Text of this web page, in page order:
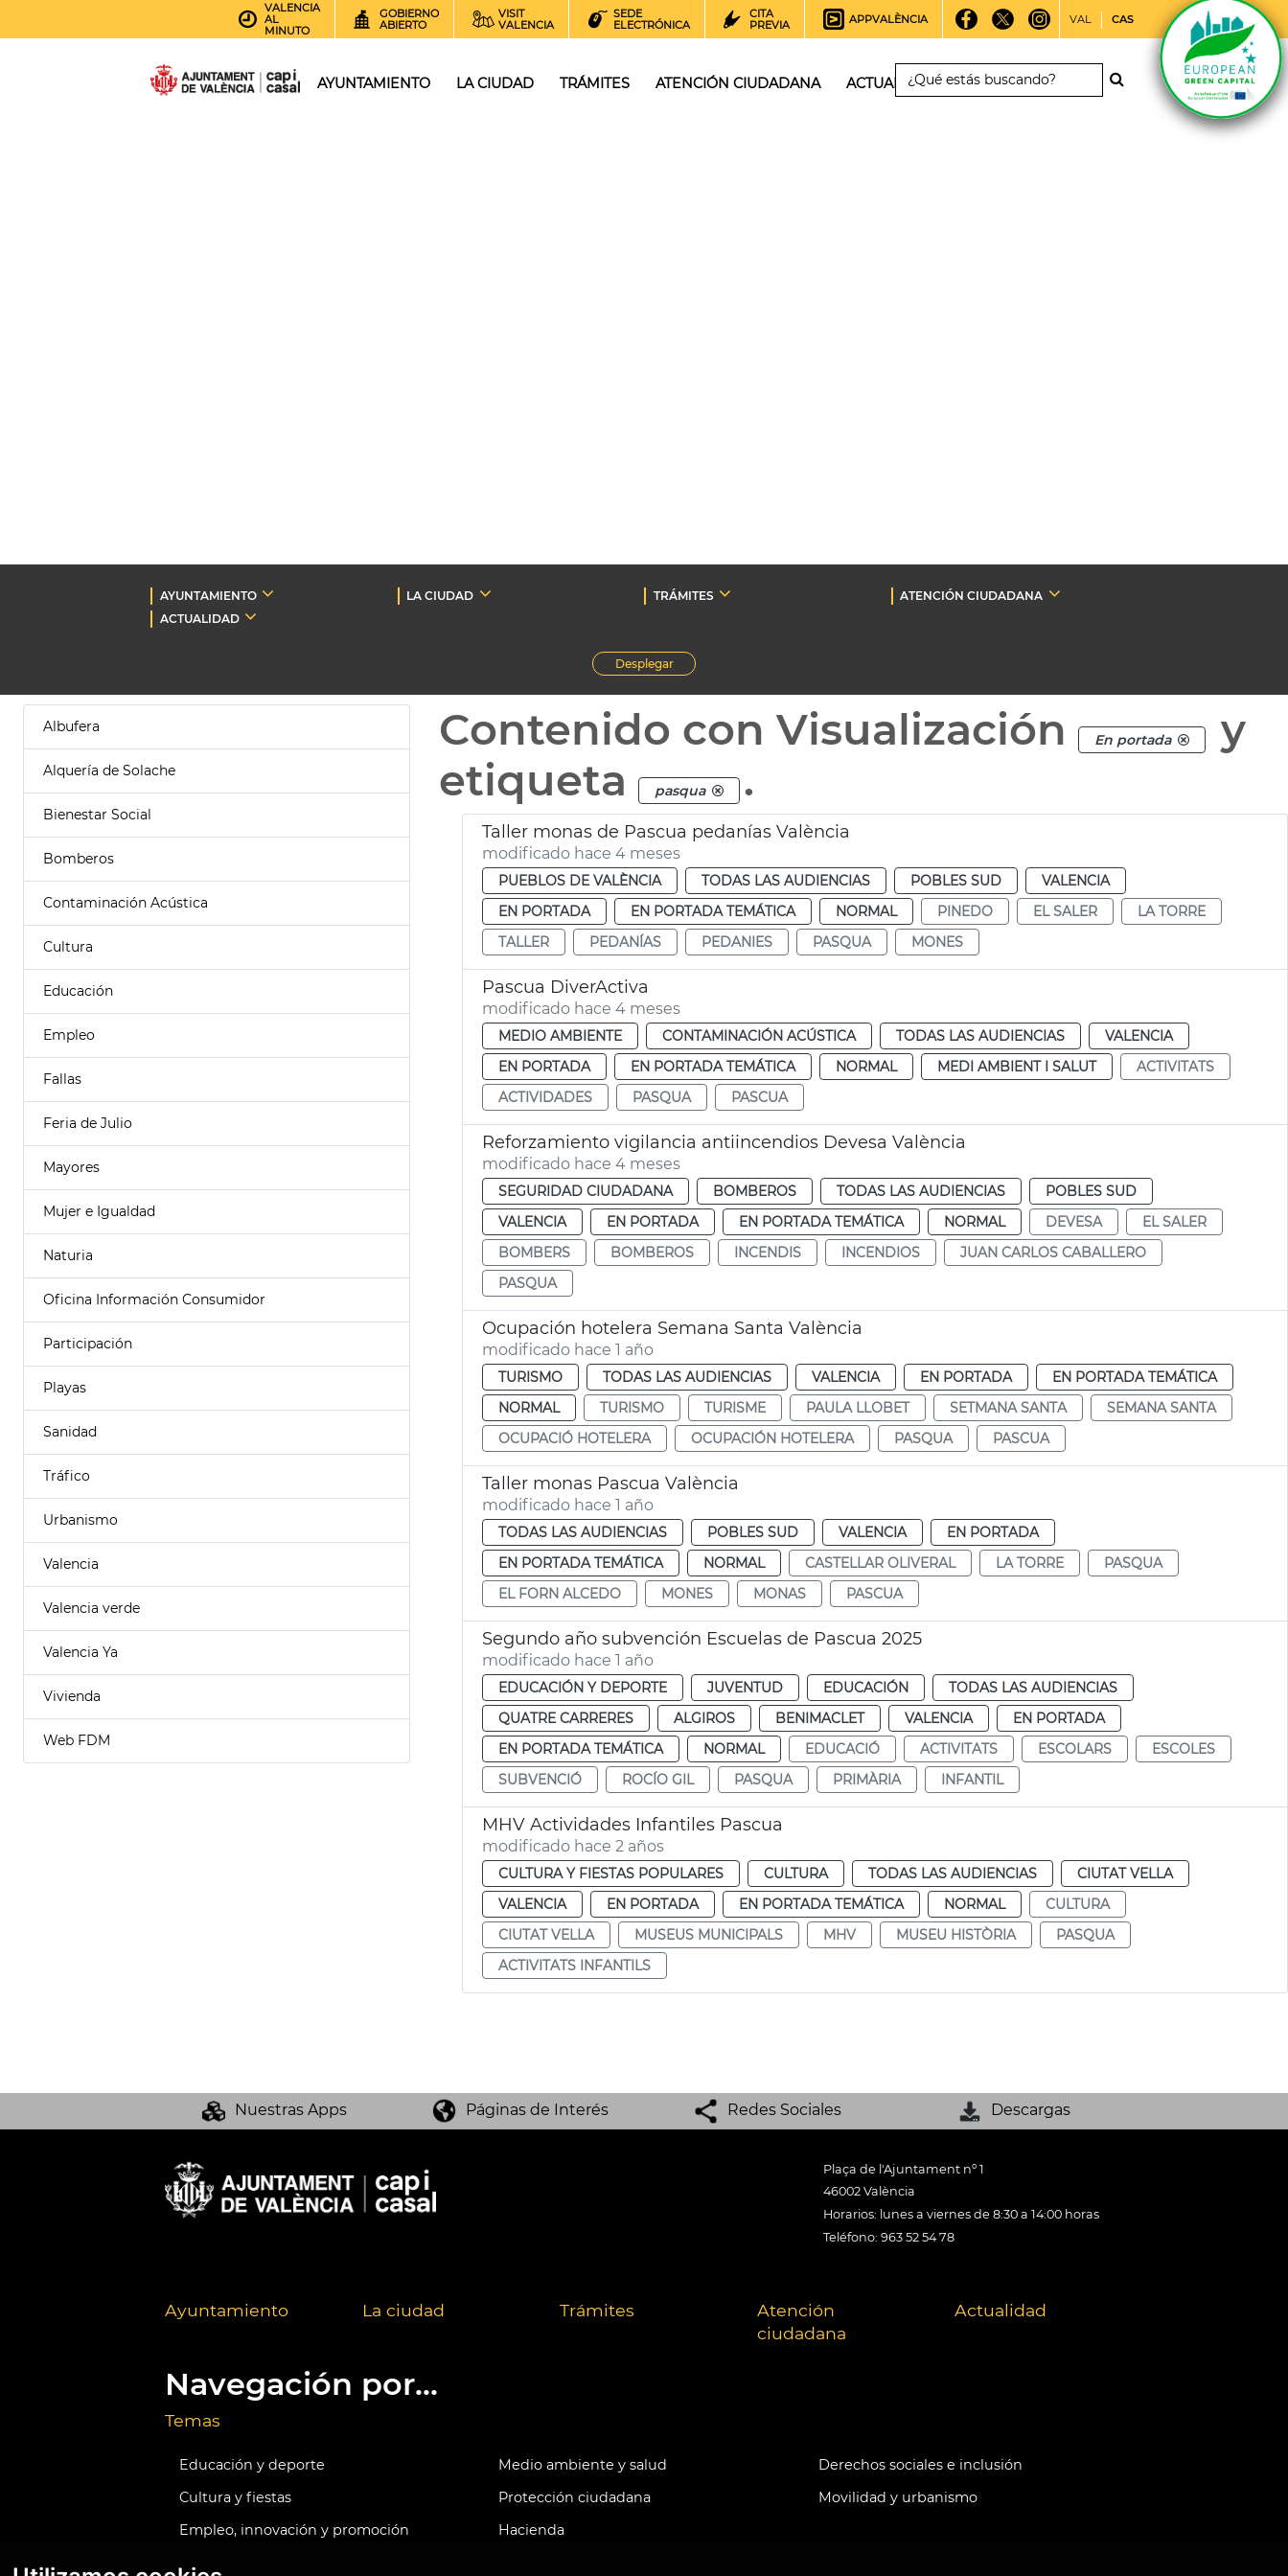
VALENCIA
AL
MINUTO
GOBIERNO
ABIERTO
VISIT
VALENCIA
SEDE
ELECTRÓNICA
CITA
PREVIA
APPVALÈNCIA VAL CAS
AYUNTAMIENTO LA CIUDAD TRÁMITES ATENCIÓN CIUDADANA ACTUALIDAD
AYUNTAMIENTO LA CIUDAD TRÁMITES
ATENCIÓN CIUDADANA
ACTUALIDAD
Desplegar
Albufera
Alquería de Solache
Bienestar Social
Bomberos
Contaminación Acústica
Cultura
Educación
Empleo
Fallas
Feria de Julio
Mayores
Mujer e Igualdad
Naturia
Oficina Información Consumidor
Participación
Playas
Sanidad
Tráfico
Urbanismo
Valencia
Valencia verde
Valencia Ya
Vivienda
Web FDM
Contenido con Visualización En portada
y
etiqueta
pasqua .
Taller monas de Pascua pedanías València
modificado hace 4 meses
PUEBLOS DE VALÈNCIA TODAS LAS AUDIENCIAS POBLES SUD
VALENCIA
EN PORTADA
EN PORTADA TEMÁTICA NORMAL PINEDO EL SALER
LA TORRE
TALLER
PEDANÍAS PEDANIES PASQUA MONES
Pascua DiverActiva
modificado hace 4 meses
MEDIO AMBIENTE CONTAMINACIÓN ACÚSTICA TODAS LAS AUDIENCIAS
VALENCIA
EN PORTADA
EN PORTADA TEMÁTICA NORMAL MEDI AMBIENT I SALUT
ACTIVITATS
ACTIVIDADES
PASQUA PASCUA
Reforzamiento vigilancia antiincendios Devesa València
modificado hace 4 meses
SEGURIDAD CIUDADANA BOMBEROS TODAS LAS AUDIENCIAS
POBLES SUD
VALENCIA
EN PORTADA EN PORTADA TEMÁTICA NORMAL DEVESA
EL SALER
BOMBERS
BOMBEROS INCENDIS INCENDIOS
JUAN CARLOS CABALLERO
PASQUA
Ocupación hotelera Semana Santa València
modificado hace 1 año
TURISMO TODAS LAS AUDIENCIAS VALENCIA EN PORTADA
EN PORTADA TEMÁTICA
NORMAL
TURISMO TURISME PAULA LLOBET SETMANA SANTA
SEMANA SANTA
OCUPACIÓ HOTELERA
OCUPACIÓN HOTELERA PASQUA PASCUA
Taller monas Pascua València
modificado hace 1 año
TODAS LAS AUDIENCIAS POBLES SUD VALENCIA
EN PORTADA
EN PORTADA TEMÁTICA
NORMAL CASTELLAR OLIVERAL LA TORRE
PASQUA
EL FORN ALCEDO
MONES MONAS PASCUA
Segundo año subvención Escuelas de Pascua 2025
modificado hace 1 año
EDUCACIÓN Y DEPORTE JUVENTUD EDUCACIÓN
TODAS LAS AUDIENCIAS
QUATRE CARRERES
ALGIROS BENIMACLET VALENCIA
EN PORTADA
EN PORTADA TEMÁTICA
NORMAL EDUCACIÓ ACTIVITATS ESCOLARS
ESCOLES
SUBVENCIÓ
ROCÍO GIL PASQUA PRIMÀRIA INFANTIL
MHV Actividades Infantiles Pascua
modificado hace 2 años
CULTURA Y FIESTAS POPULARES CULTURA TODAS LAS AUDIENCIAS
CIUTAT VELLA
VALENCIA
EN PORTADA EN PORTADA TEMÁTICA NORMAL
CULTURA
CIUTAT VELLA
MUSEUS MUNICIPALS MHV MUSEU HISTÒRIA
PASQUA
ACTIVITATS INFANTILS
Nuestras Apps Páginas de Interés Redes Sociales Descargas
Plaça de l'Ajuntament nº 1
46002 València
Horarios: lunes a viernes de 8:30 a 14:00 horas
Teléfono: 963 52 54 78
Ayuntamiento La ciudad Trámites
Atención
ciudadana
Actualidad
Navegación por...
Temas
Educación y deporte Medio ambiente y salud
Derechos sociales e inclusión
Cultura y fiestas
Protección ciudadana
Movilidad y urbanismo
Empleo, innovación y promoción
Hacienda